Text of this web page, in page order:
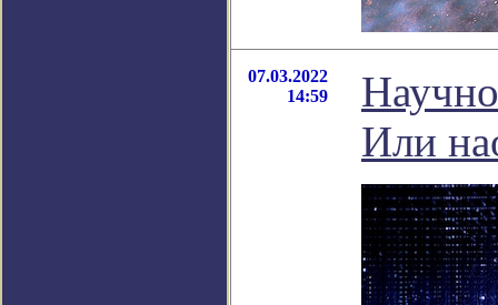
07.03.2022
14:59
Или